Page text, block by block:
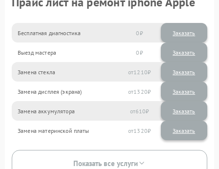
Бесплатная диагностика 0 Заказать
Выезд мастера 0 Заказать
Замена стекла 1210
Замена дисплея (экрана) 1320
Замена аккумулятора 610
Замена материнской платы 1320
Показать все услуги